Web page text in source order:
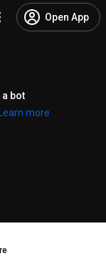
Open App
bot
Learn more